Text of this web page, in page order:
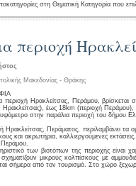
στη Θεματική Κατηγορία που
περιοχή
Μακεδονίας - Θράκης
Ηρακλείτσας, Περάμου, βρίσκεται
έως 18km (περιοχή
στην παράλια περιοχή του δήμου
Ηρακλείτσας, Περάματος, περιλαμβάνει τα
και ακρωτήρια, καλλιεργούμενες
Περάμου.
των βιοτόπων της περιοχής είναι
μικρούς κολπίσκους με
σήμερα από τον τουρισμό. Στο χώρο